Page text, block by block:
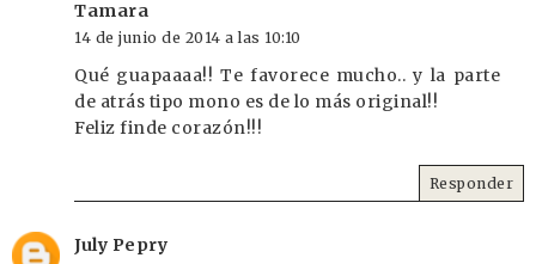
Tamara
14 de junio de 2014 a las 10:10
Qué guapaaaa!! Te favorece mucho.. y la parte
de atrás tipo mono es de lo más original!!
Feliz finde corazón!!!
Responder
July Pepry